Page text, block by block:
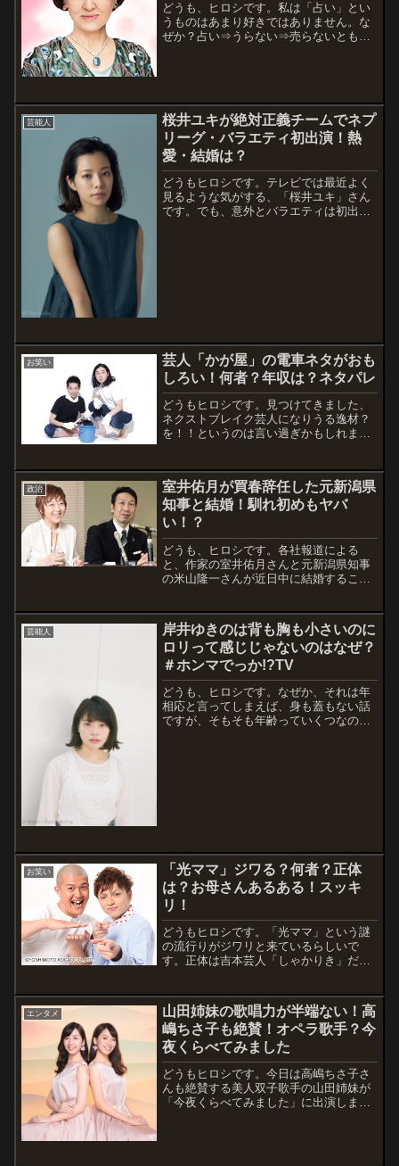
どうも、ヒロシです。私は「占い」とい
うものはあまり好きではありません。な
ぜか？占い⇒うらない⇒売らないともな
も信じな...
芸能人
桜井ユキが絶対正義チームでネプ
リーグ・バラエティ初出演！熱
愛・結婚は？
どうもヒロシです。テレビでは最近よく
見るような気がする、「桜井ユキ」さん
です。でも、意外とバラエティは初出演
お笑い
芸人「かが屋」の電車ネタがおも
しろい！何者？年収は？ネタパレ
どうもヒロシです。見つけてきました、
ネクストブレイク芸人になりうる逸材？
を！！というのは言い過ぎかもしれませ
はその中でも、電車ネタが好きです。何
個か動画を見つけてきたので、まとめて
おきまし...
政治
室井佑月が買春辞任した元新潟県
知事と結婚！馴れ初めもヤバ
い！？
どうも、ヒロシです。各社報道による
と、作家の室井佑月さんと元新潟県知事
の米山隆一さんが近日中に結婚すること
り上げようとしているのでしょうか。米
山元新潟県知事と言えば、思い出すのは
買春...
芸能人
岸井ゆきのは背も胸も小さいのに
ロリって感じじゃないのはなぜ？
＃ホンマでっか!?TV
どうも、ヒロシです。なぜか、それは年
相応と言ってしまえば、身も蓋もない話
ですが、そもそも年齢っていくつなので
お笑い
「光ママ」ジワる？何者？正体
は？お母さんあるある！スッキ
リ！
どうもヒロシです。「光ママ」という謎
の流行りがジワリと来ているらしいで
す。正体は吉本芸人「しゃかりき」だっ
が今若者の間で、人気になっているらし
いですね。ということで、朝の番組「ス
ッキリ！...
エンタメ
山田姉妹の歌唱力が半端ない！高
嶋ちさ子も絶賛！オペラ歌手？今
夜くらべてみました
どうもヒロシです。今日は高嶋ちさ子さ
んも絶賛する美人双子歌手の山田姉妹が
「今夜くらべてみました」に出演しま